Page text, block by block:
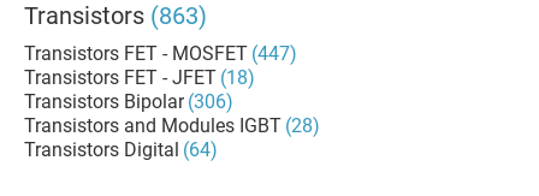
Transistors (863)
Transistors FET - MOSFET (447)
Transistors FET - JFET (18)
Transistors Bipolar (306)
Transistors and Modules IGBT (28)
Transistors Digital (64)